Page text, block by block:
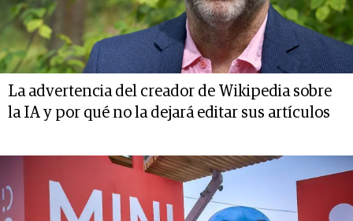
La advertencia del creador de Wikipedia sobre
la IA y por qué no la dejará editar sus artículos